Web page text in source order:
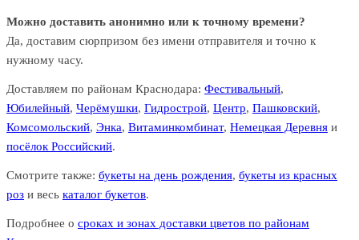
Можно доставить анонимно или к точному времени?
Да, доставим сюрпризом без имени отправителя и точно к
нужному часу.
Доставляем по районам Краснодара: Фестивальный,
Юбилейный, Черёмушки, Гидрострой, Центр, Пашковский,
Комсомольский, Энка, Витаминкомбинат, Немецкая Деревня и
посёлок Российский.
Смотрите также: букеты на день рождения, букеты из красных
роз и весь каталог букетов.
Подробнее о сроках и зонах доставки цветов по районам